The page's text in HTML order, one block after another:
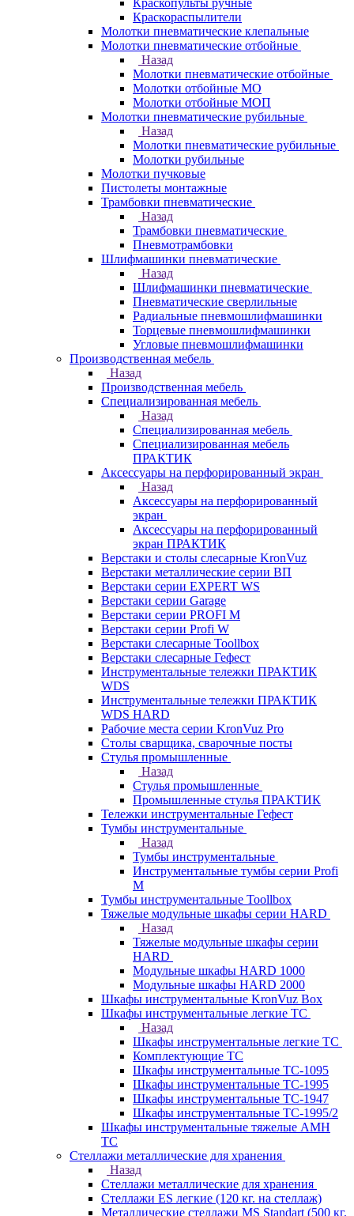
Краскопульты ручные
Краскораспылители
Молотки пневматические клепальные
Молотки пневматические отбойные
Назад
Молотки пневматические отбойные
Молотки отбойные МО
Молотки отбойные МОП
Молотки пневматические рубильные
Назад
Молотки пневматические рубильные
Молотки рубильные
Молотки пучковые
Пистолеты монтажные
Трамбовки пневматические
Назад
Трамбовки пневматические
Пневмотрамбовки
Шлифмашинки пневматические
Назад
Шлифмашинки пневматические
Пневматические сверлильные
Радиальные пневмошлифмашинки
Торцевые пневмошлифмашинки
Угловые пневмошлифмашинки
Производственная мебель
Назад
Производственная мебель
Cпециализированная мебель
Назад
Cпециализированная мебель
Специализированная мебель
ПРАКТИК
Аксессуары на перфорированный экран
Назад
Аксессуары на перфорированный
экран
Аксессуары на перфорированный
экран ПРАКТИК
Верстаки и столы слесарные KronVuz
Верстаки металлические серии ВП
Верстаки серии EXPERT WS
Верстаки серии Garage
Верстаки серии PROFI M
Верстаки серии Profi W
Верстаки слесарные Toollbox
Верстаки слесарные Гефест
Инструментальные тележки ПРАКТИК
WDS
Инструментальные тележки ПРАКТИК
WDS HARD
Рабочие места серии KronVuz Pro
Столы сварщика, сварочные посты
Стулья промышленные
Назад
Стулья промышленные
Промышленные стулья ПРАКТИК
Тележки инструментальные Гефест
Тумбы инструментальные
Назад
Тумбы инструментальные
Инструментальные тумбы серии Profi
M
Тумбы инструментальные Toollbox
Тяжелые модульные шкафы серии HARD
Назад
Тяжелые модульные шкафы серии
HARD
Модульные шкафы HARD 1000
Модульные шкафы HARD 2000
Шкафы инструментальные KronVuz Box
Шкафы инструментальные легкие ТС
Назад
Шкафы инструментальные легкие ТС
Комплектующие ТС
Шкафы инструментальные TC-1095
Шкафы инструментальные TC-1995
Шкафы инструментальные ТС-1947
Шкафы инструментальные ТС-1995/2
Шкафы инструментальные тяжелые AMH
TC
Стеллажи металлические для хранения
Назад
Стеллажи металлические для хранения
Стеллажи ES легкие (120 кг. на стеллаж)
Металлические стеллажи MS Standart (500 кг.